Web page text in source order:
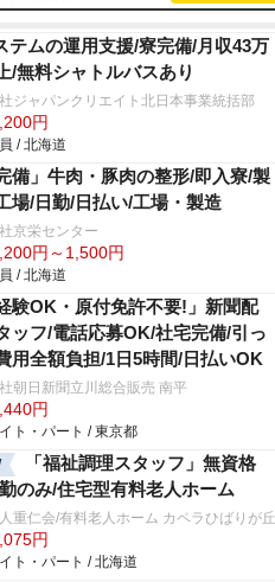
テムの運用支援/寮完備/月収43万
/無料シャトルバスあり
ジャパンクリエイト北日本事業統括部
円
/ 北海道
備」牛肉・豚肉の整形/即入寮/製
場/日勤/日払い/工場・製造
京栄センター
円～1,500円
/ 北海道
験OK・原付免許不要!」新聞配
ッフ/電話応募OK/社宅完備/引っ
用全額負担/1日5時間/日払いOK
朝日新聞立川総合販売 南平
円
ト・パート / 東京都
「福祉調理スタッフ」無資格
のみ/住宅型有料老人ホーム
重仁会/有料老人ホーム カペラひばりが丘
円
ト・パート / 北海道